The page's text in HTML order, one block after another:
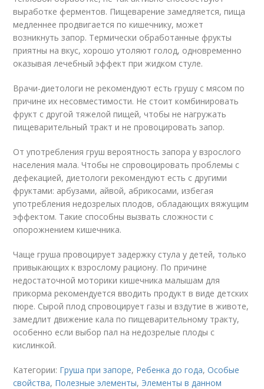
выработке ферментов. Пищеварение замедляется, пища
медленнее продвигается по кишечнику, может
возникнуть запор. Термически обработанные фрукты
приятны на вкус, хорошо утоляют голод, одновременно
оказывая лечебный эффект при жидком стуле.
Врачи-диетологи не рекомендуют есть грушу с мясом по
причине их несовместимости. Не стоит комбинировать
фрукт с другой тяжелой пищей, чтобы не нагружать
пищеварительный тракт и не провоцировать запор.
От употребления груш вероятность запора у взрослого
населения мала. Чтобы не спровоцировать проблемы с
дефекацией, диетологи рекомендуют есть с другими
фруктами: арбузами, айвой, абрикосами, избегая
употребления недозрелых плодов, обладающих вяжущим
эффектом. Такие способны вызвать сложности с
опорожнением кишечника.
Чаще груша провоцирует задержку стула у детей, только
привыкающих к взрослому рациону. По причине
недостаточной моторики кишечника малышам для
прикорма рекомендуется вводить продукт в виде детских
пюре. Сырой плод спровоцирует газы и вздутие в животе,
замедлит движение кала по пищеварительному тракту,
особенно если выбор пал на недозрелые плоды с
кислинкой.
Категории: Груша при запоре, Ребенка до года,Особые
свойства, Полезные элементы, Элементы в данном